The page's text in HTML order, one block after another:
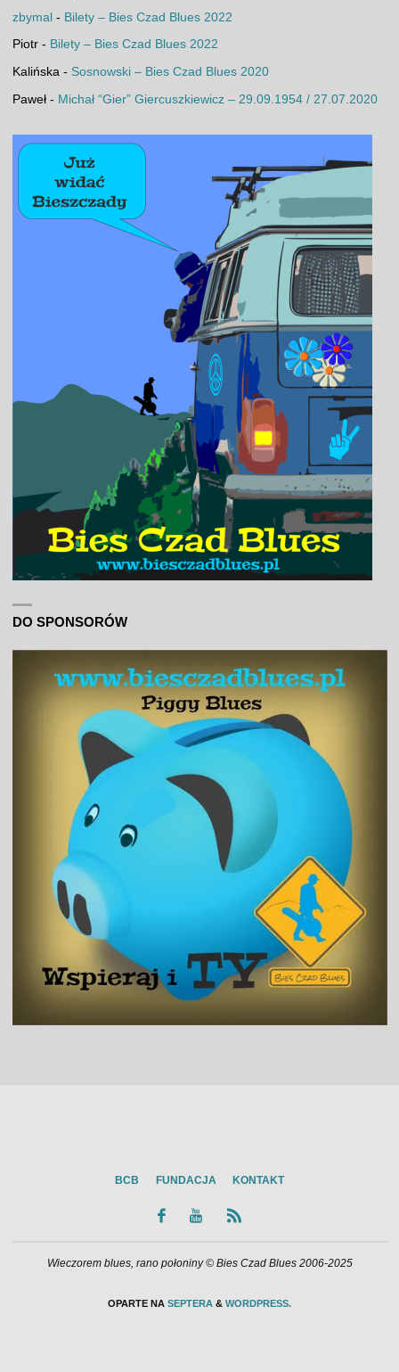
zbymal- Bilety – Bies Czad Blues 2022
Piotr- Bilety – Bies Czad Blues 2022
Kalińska- Sosnowski – Bies Czad Blues 2020
Paweł- Michał “Gier” Giercuszkiewicz – 29.09.1954 / 27.07.2020
DO SPONSORÓW
BCB FUNDACJA KONTAKT
Wieczorem blues, rano połoniny © Bies Czad Blues 2006-2025
OPARTE NA SEPTERA & WORDPRESS.